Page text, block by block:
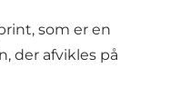
som er en
der afvikles på